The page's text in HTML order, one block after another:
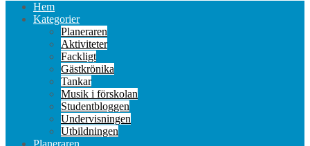
Hem
Kategorier
Planeraren
Aktiviteter
Fackligt
Gästkrönika
Tankar
Musik i förskolan
Studentbloggen
Undervisningen
Utbildningen